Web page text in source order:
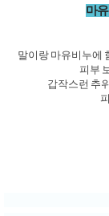
마
말이랑 마유비누에
피부
갑작스런 추